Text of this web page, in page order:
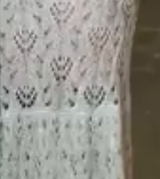
LAGUNAMOON
ドロップディティールサテンキャミワンピ
ース
4,620 円
70%OFF
10